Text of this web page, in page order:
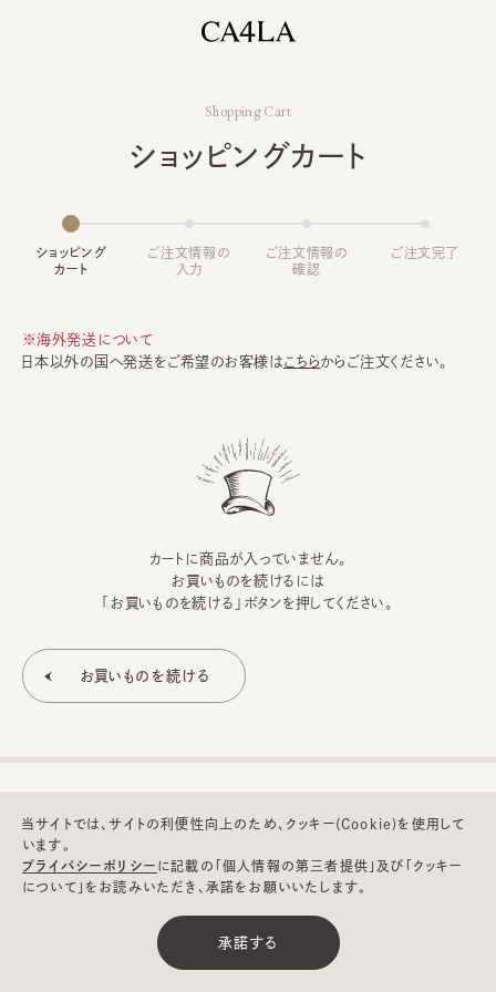
Shopping Cart
ショッピングカート
ショッピング
カート
ご注文情報の
入力
ご注文情報の
確認
ご注文完了
※海外発送について
日本以外の国へ発送をご希望のお客様はこちらからご注文ください。
カートに商品が入っていません。
お買いものを続けるには
「お買いものを続ける」ボタンを押してください。
©CA4LA INC. All Rights Reserved.
当サイトでは、サイトの利便性向上のため、クッキー(Cookie)を使用して
います。
プライバシーポリシー に記載の「個人情報の第三者提供」及び「クッキー
について」をお読みいただき、承諾をお願いいたします。
承諾する